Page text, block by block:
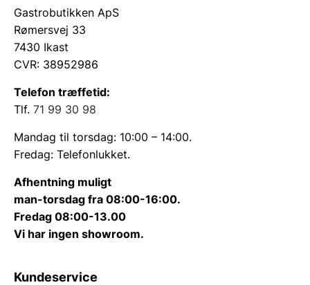
Gastrobutikken ApS
Rømersvej 33
7430 Ikast
CVR: 38952986
Telefon træffetid:
Tlf. 71 99 30 98
Mandag til torsdag: 10:00 – 14:00.
Fredag: Telefonlukket.
Afhentning muligt
man-torsdag fra 08:00-16:00.
Fredag 08:00-13.00
Vi har ingen showroom.
Kundeservice